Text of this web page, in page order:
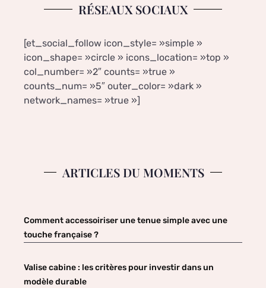
RÉSEAUX SOCIAUX
[et_social_follow icon_style= »simple »
icon_shape= »circle » icons_location= »top »
col_number= »2″ counts= »true »
counts_num= »5″ outer_color= »dark »
network_names= »true »]
ARTICLES DU MOMENTS
Comment accessoiriser une tenue simple avec une
touche française ?
Valise cabine : les critères pour investir dans un
modèle durable